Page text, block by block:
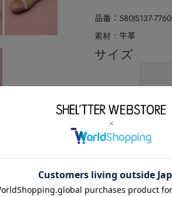
品番 580IS137-7760
素材 牛革
サイズ